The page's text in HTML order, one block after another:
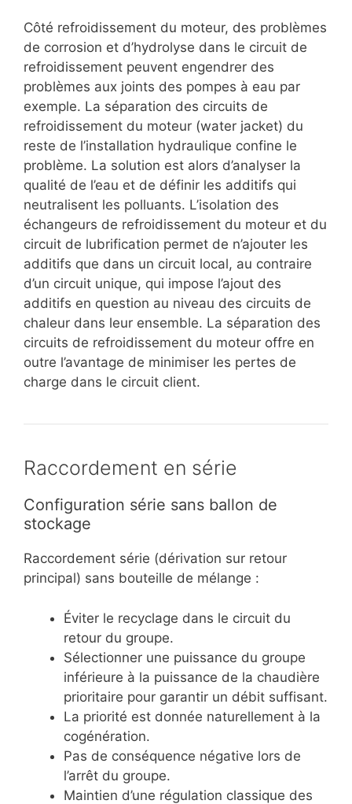
Côté refroidissement du moteur, des problèmes
de corrosion et d’hydrolyse dans le circuit de
refroidissement peuvent engendrer des
problèmes aux joints des pompes à eau par
exemple. La séparation des circuits de
refroidissement du moteur (water jacket) du
reste de l’installation hydraulique confine le
problème. La solution est alors d’analyser la
qualité de l’eau et de définir les additifs qui
neutralisent les polluants. L’isolation des
échangeurs de refroidissement du moteur et du
circuit de lubrification permet de n’ajouter les
additifs que dans un circuit local, au contraire
d’un circuit unique, qui impose l’ajout des
additifs en question au niveau des circuits de
chaleur dans leur ensemble. La séparation des
circuits de refroidissement du moteur offre en
outre l’avantage de minimiser les pertes de
charge dans le circuit client.
Raccordement en série
Configuration série sans ballon de
stockage
Raccordement série (dérivation sur retour
principal) sans bouteille de mélange :
Éviter le recyclage dans le circuit du
retour du groupe.
Sélectionner une puissance du groupe
inférieure à la puissance de la chaudière
prioritaire pour garantir un débit suffisant.
La priorité est donnée naturellement à la
cogénération.
Pas de conséquence négative lors de
l’arrêt du groupe.
Maintien d’une régulation classique des